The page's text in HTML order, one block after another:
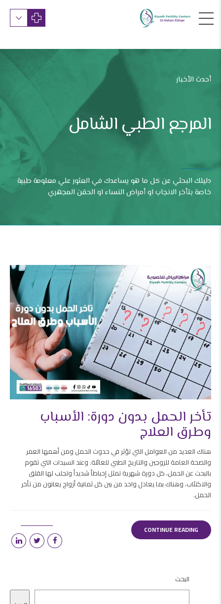
أحدث الأخبار
المرجع الطبي الشامل
دليلك البحثي عن كل ما هو يساعدك في العثور علي معلومة طبية
خاصة بتأخر الانجاب او أمراض النساء او الحقن المجهري
تأخر الحمل بدون دورة: الأسباب
وطرق العلاج
هناك العديد من العوامل التي تؤثر في حدوث الحمل ومن أهمها العمر
والصحة العامة للزوجين والتاريخ الطبي للعائلة. وعند السيدات التي تقوم
بالبحث عن الحمل، كل دورة شهرية تمثل إحباطاً شديداً وتجلب لها القلق
والاكتئاب. وهناك بما يعادل واحد من بين كل ثمانية أزواج يعانون من تأخر
الحمل.
CONTINUE READING
البحث